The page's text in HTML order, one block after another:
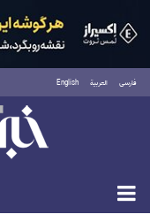
فارسی العربية English
شنبه ۱۷ مرداد ۱۴۰۵